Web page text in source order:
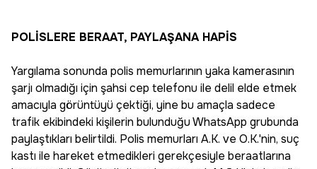
POLİSLERE BERAAT, PAYLAŞANA HAPİS
Yargılama sonunda polis memurlarının yaka kamerasının
şarjı olmadığı için şahsi cep telefonu ile delil elde etmek
amacıyla görüntüyü çektiği, yine bu amaçla sadece
trafik ekibindeki kişilerin bulunduğu WhatsApp grubunda
paylaştıkları belirtildi. Polis memurları A.K. ve O.K.'nin, suç
kastı ile hareket etmedikleri gerekçesiyle beraatlarına